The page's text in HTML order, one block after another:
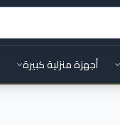
أجهزة منزلية كبيرة